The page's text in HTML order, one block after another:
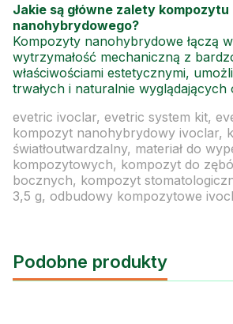
Jakie są główne zalety kompozytu
nanohybrydowego?
Kompozyty nanohybrydowe łączą
wytrzymałość mechaniczną z
właściwościami estetycznymi,
trwałych i naturalnie wyglądających
evetric ivoclar, evetric system kit,
kompozyt nanohybrydowy ivoclar,
światłoutwardzalny, materiał do
kompozytowych, kompozyt do
bocznych, kompozyt
3,5 g, odbudowy kompozytowe
Podobne produkty